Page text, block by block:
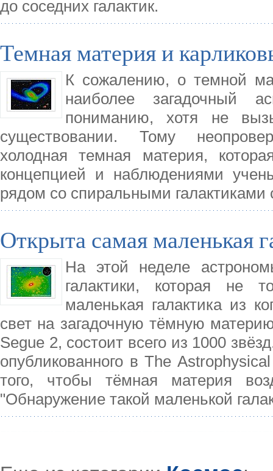
до соседних галактик.
Темная материя и
К сожалению, о темной
наиболее загадочный
пониманию, хотя не
существовании. Тому
холодная темная материя,
концепцией и наблюдениями
рядом со спиральными галактиками
Открыта самая маленькая
На этой неделе
галактики, которая не
маленькая галактика из
свет на загадочную тёмную
Segue 2, состоит всего из 1000
опубликованного в The
того, чтобы тёмная материя
"Обнаружение такой маленькой